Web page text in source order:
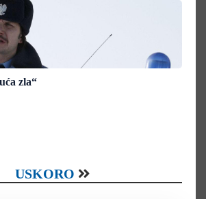
zla“
USKORO